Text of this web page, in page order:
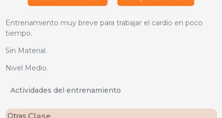
Entrenamiento muy breve para trabajar el cardio en poco
tiempo.
Sin Material.
Nivel Medio.
Actividades del entrenamiento